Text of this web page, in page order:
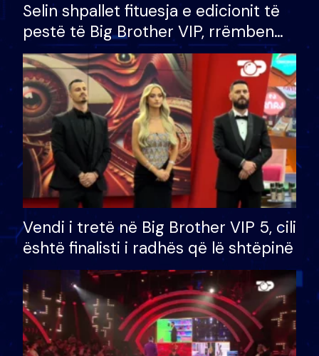
Selin shpallet fituesja e edicionit të
pestë të Big Brother VIP, rrëmben
çmimin e madh prej 100 mijë eurosh
Vendi i tretë në Big Brother VIP 5, cili
është finalisti i radhës që lë shtëpinë